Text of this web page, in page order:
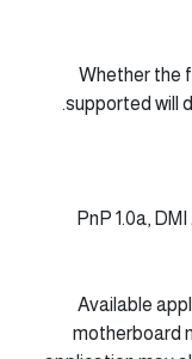
Whether the
supported will
PnP 1.0a,
Available
motherboard